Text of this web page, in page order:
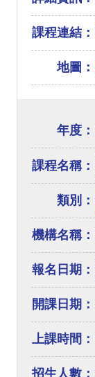
課程連結：
地圖：
年度：
課程名稱：
類別：
機構名稱：
報名日期：
開課日期：
上課時間：
招生人數：